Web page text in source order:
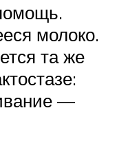
молоко.
та же
—